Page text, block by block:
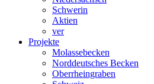
Schwerin
Aktien
ver
Projekte
Molassebecken
Norddeutsches Becken
Oberrheingraben